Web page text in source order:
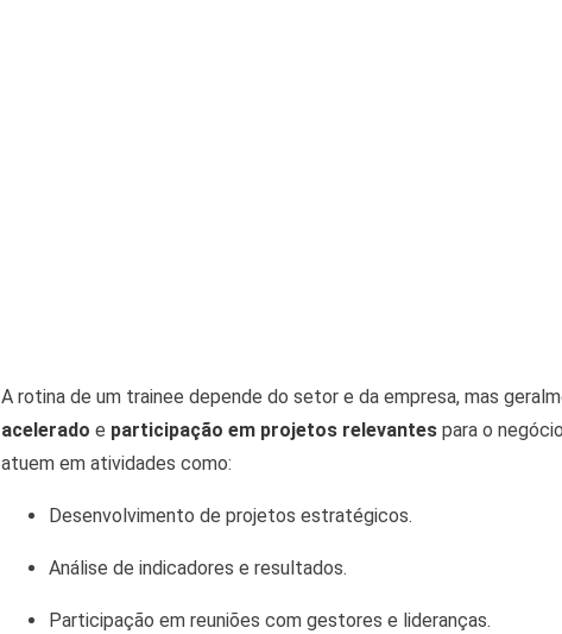
A rotina de um trainee depende do setor e da empresa, mas
acelerado e participação em projetos relevantes para o
atuem em atividades como:
Desenvolvimento de projetos estratégicos.
Análise de indicadores e resultados.
Participação em reuniões com gestores e lideranças.